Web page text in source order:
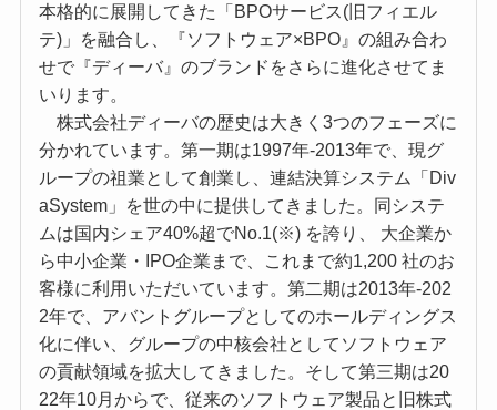
本格的に展開してきた「BPOサービス(旧フィエル
テ)」を融合し、『ソフトウェア×BPO』の組み合わ
せで『ディーバ』のブランドをさらに進化させてま
いります。
株式会社ディーバの歴史は大きく3つのフェーズに
分かれています。第一期は1997年-2013年で、現グ
ループの祖業として創業し、連結決算システム「Div
aSystem」を世の中に提供してきました。同システ
ムは国内シェア40%超でNo.1(※) を誇り、 大企業か
ら中小企業・IPO企業まで、これまで約1,200 社のお
客様に利用いただいています。第二期は2013年-202
2年で、アバントグループとしてのホールディングス
化に伴い、グループの中核会社としてソフトウェア
の貢献領域を拡大してきました。そして第三期は20
22年10月からで、従来のソフトウェア製品と旧株式